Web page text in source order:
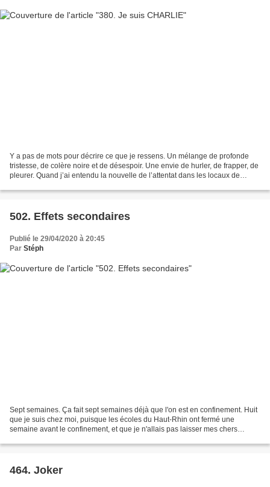
Y a pas de mots pour décrire ce que je ressens. Un mélange de profonde
tristesse, de colère noire et de désespoir. Une envie de hurler, de frapper, de
pleurer. Quand j’ai entendu la nouvelle de l’attentat dans les locaux de
502. Effets secondaires
Publié le 29/04/2020 à 20:45
Par Stéph
Sept semaines. Ça fait sept semaines déjà que l'on est en confinement. Huit
que je suis chez moi, puisque les écoles du Haut-Rhin ont fermé une
semaine avant le confinement, et que je n'allais pas laisser mes chers
464. Joker